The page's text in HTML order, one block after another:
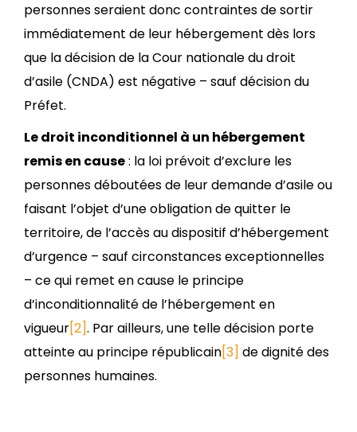
personnes seraient donc contraintes de sortir
immédiatement de leur hébergement dès lors
que la décision de la Cour nationale du droit
d’asile (CNDA) est négative – sauf décision du
Préfet.
Le droit inconditionnel à un hébergement
remis en cause: la loi prévoit d’exclure les
personnes déboutées de leur demande d’asile ou
faisant l’objet d’une obligation de quitter le
territoire, de l’accès au dispositif d’hébergement
d’urgence – sauf circonstances exceptionnelles
– ce qui remet en cause le principe
d’inconditionnalité de l’hébergement en
vigueur[2]. Par ailleurs, une telle décision porte
atteinte au principe républicain[3] de dignité des
personnes humaines.